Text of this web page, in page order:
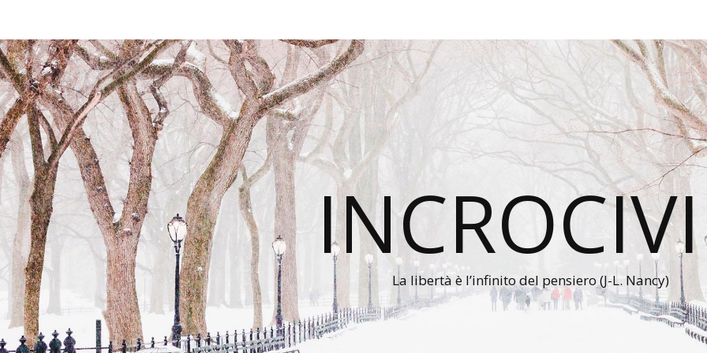
La libertà è l’infinito del pensiero (J-L. Nancy)